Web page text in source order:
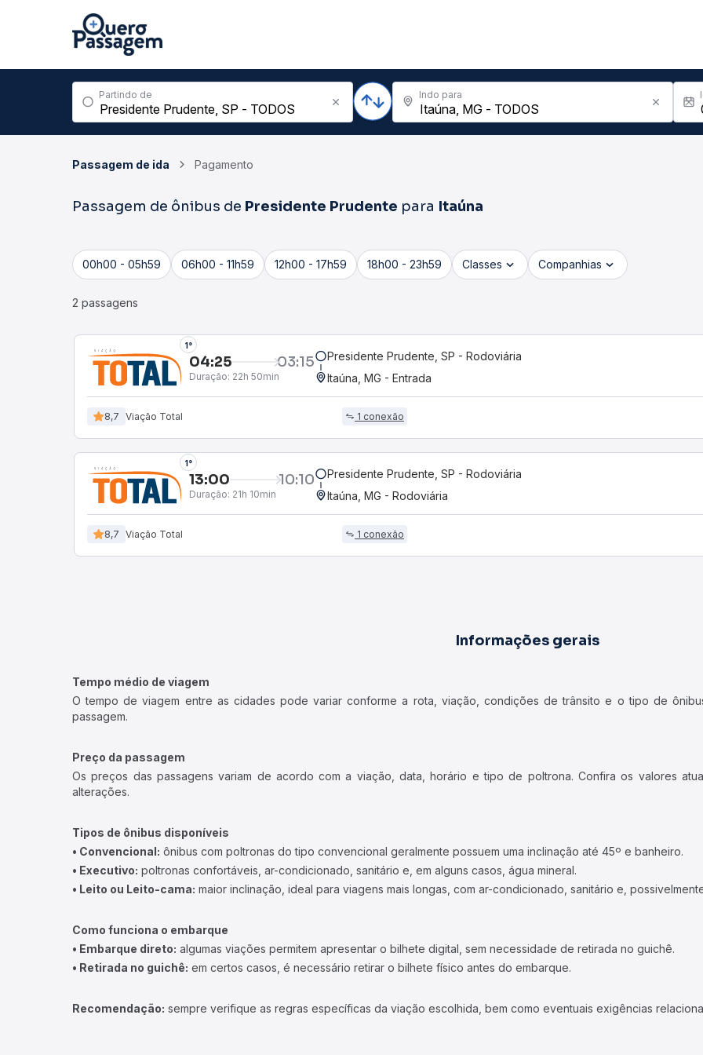
Partindo de Indo para
Passagem de ida Pagamento
Passagem de ônibus de Presidente Prudente para Itaúna
00h00 - 05h59 06h00 - 11h59 12h00 - 17h59 18h00 - 23h59 Classes Companhias
2 passagens
1°
04:25 03:15
Duração: 22h 50min
Presidente Prudente, SP - Rodoviária
Itaúna, MG - Entrada
8,7 Viação Total 1 conexão
1°
13:00 10:10
Duração: 21h 10min
Presidente Prudente, SP - Rodoviária
Itaúna, MG - Rodoviária
8,7 Viação Total 1 conexão
Informações gerais
Tempo médio de viagem
O tempo de viagem entre as cidades pode variar conforme a rota, viação, condições de trânsito e o tipo de
passagem.
Preço da passagem
Os preços das passagens variam de acordo com a viação, data, horário e tipo de poltrona. Confira os valores
alterações.
Tipos de ônibus disponíveis
• Convencional: ônibus com poltronas do tipo convencional geralmente possuem uma inclinação até 45º e banheiro.
• Executivo: poltronas confortáveis, ar-condicionado, sanitário e, em alguns casos, água mineral.
• Leito ou Leito-cama: maior inclinação, ideal para viagens mais longas, com ar-condicionado, sanitário e,
Como funciona o embarque
• Embarque direto: algumas viações permitem apresentar o bilhete digital, sem necessidade de retirada no guichê.
• Retirada no guichê: em certos casos, é necessário retirar o bilhete físico antes do embarque.
Recomendação: sempre verifique as regras específicas da viação escolhida, bem como eventuais exigências